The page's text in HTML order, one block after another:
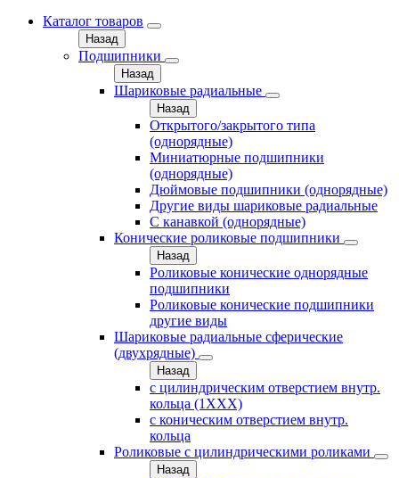
Каталог товаров
Назад
Подшипники
Назад
Шариковые радиальные
Назад
Открытого/закрытого типа
(однорядные)
Миниатюрные подшипники
(однорядные)
Дюймовые подшипники (однорядные)
Другие виды шариковые радиальные
С канавкой (однорядные)
Конические роликовые подшипники
Назад
Роликовые конические однорядные
подшипники
Роликовые конические подшипники
другие виды
Шариковые радиальные сферические
(двухрядные)
Назад
с цилиндрическим отверстием внутр.
кольца (1ХХХ)
с коническим отверстием внутр.
кольца
Роликовые с цилиндрическими роликами
Назад